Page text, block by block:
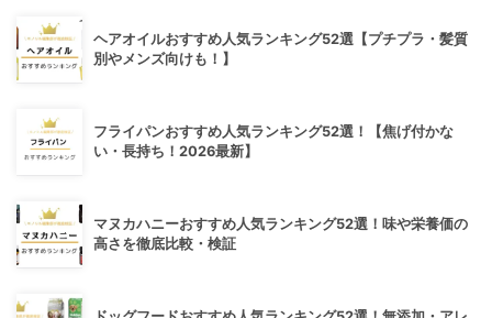
ヘアオイルおすすめ人気ランキング52選【プチプラ・髪質
別やメンズ向けも！】
フライパンおすすめ人気ランキング52選！【焦げ付かな
い・長持ち！2026最新】
マヌカハニーおすすめ人気ランキング52選！味や栄養価の
高さを徹底比較・検証